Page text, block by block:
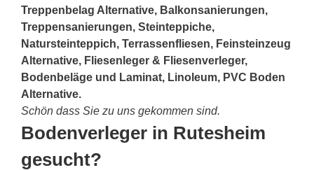
Treppenbelag Alternative, Balkonsanierungen,
Treppensanierungen, Steinteppiche,
Natursteinteppich, Terrassenfliesen, Feinsteinzeug
Alternative, Fliesenleger & Fliesenverleger,
Bodenbeläge und Laminat, Linoleum, PVC Boden
Alternative.
Schön dass Sie zu uns gekommen sind.
Bodenverleger in Rutesheim
gesucht?